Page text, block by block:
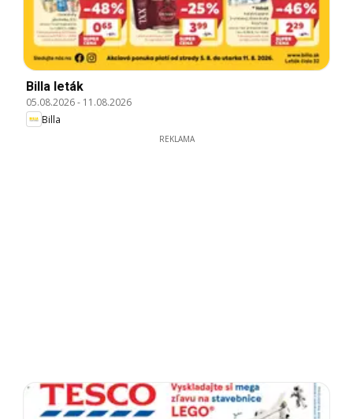
Billa leták
05.08.2026- 11.08.2026
Billa
REKLAMA